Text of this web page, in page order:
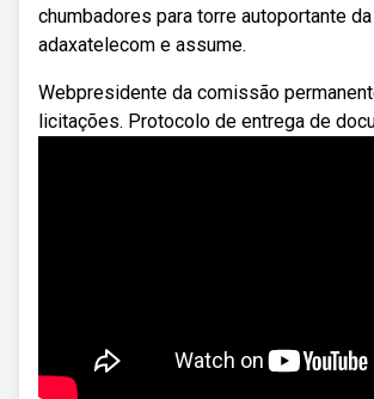
chumbadores para torre autoportante
adaxatelecom e assume.
Webpresidente da comissão
licitações. Protocolo de entrega de